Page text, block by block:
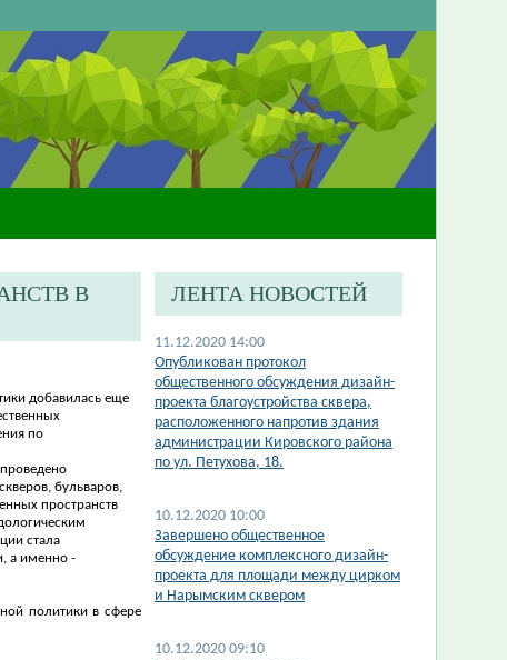
В
добавилась еще
по
бульваров,
пространств
стала
а именно -
политики в сфере
ЛЕНТА НОВОСТЕЙ
11.12.2020 14:00
​Опубликован протокол
общественного обсуждения дизайн-
проекта благоустройства сквера,
расположенного напротив здания
администрации Кировского района
по ул. Петухова, 18.
10.12.2020 10:00
​Завершено общественное
обсуждение комплексного дизайн-
проекта для площади между цирком
и Нарымским сквером
10.12.2020 09:10